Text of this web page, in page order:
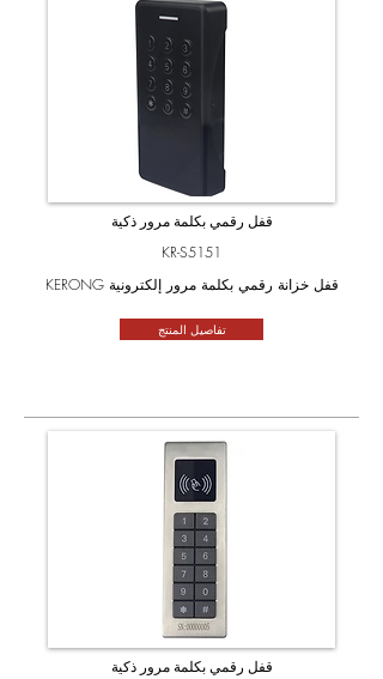
قفل رقمي بكلمة مرور ذكية
KR-S5151
KERONG قفل خزانة رقمي بكلمة مرور إلكترونية
تفاصيل المنتج
قفل رقمي بكلمة مرور ذكية